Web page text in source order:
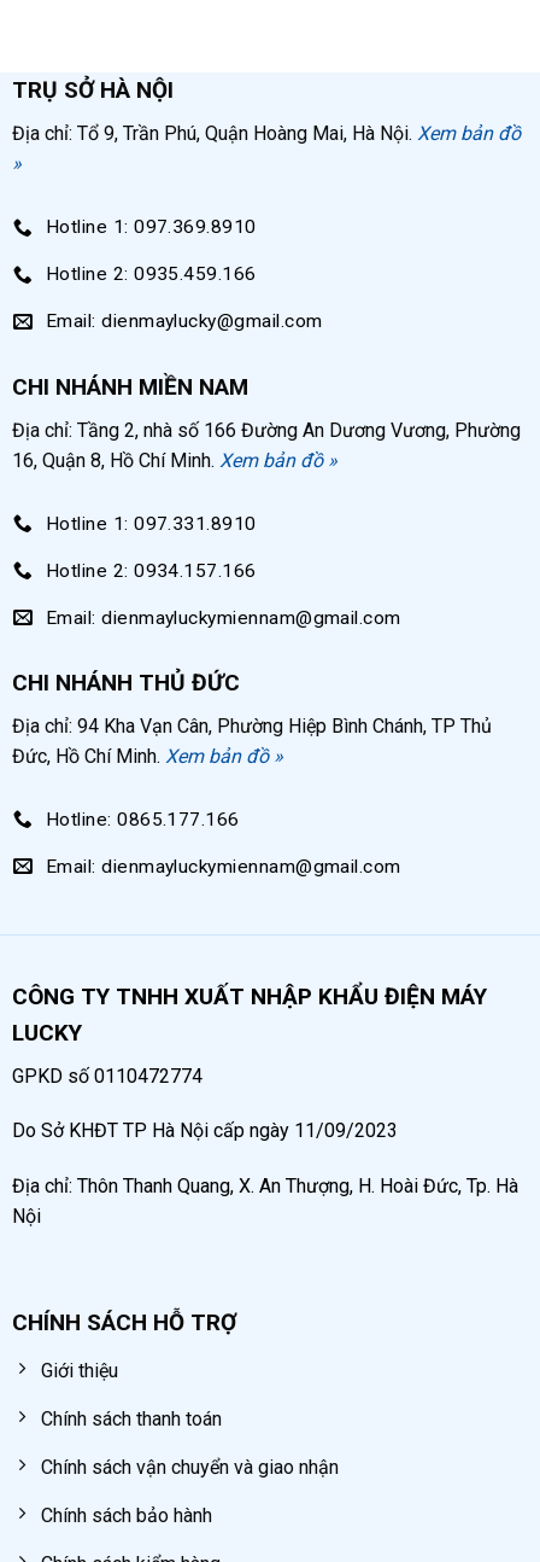
TRỤ SỞ HÀ NỘI
Địa chỉ: Tổ 9, Trần Phú, Quận Hoàng Mai, Hà Nội. Xem bản đồ
»
Hotline 1: 097.369.8910
Hotline 2: 0935.459.166
Email: dienmaylucky@gmail.com
CHI NHÁNH MIỀN NAM
Địa chỉ: Tầng 2, nhà số 166 Đường An Dương Vương, Phường
16, Quận 8, Hồ Chí Minh. Xem bản đồ »
Hotline 1: 097.331.8910
Hotline 2: 0934.157.166
Email: dienmayluckymiennam@gmail.com
CHI NHÁNH THỦ ĐỨC
Địa chỉ: 94 Kha Vạn Cân, Phường Hiệp Bình Chánh, TP Thủ
Đức, Hồ Chí Minh. Xem bản đồ »
Hotline: 0865.177.166
Email: dienmayluckymiennam@gmail.com
CÔNG TY TNHH XUẤT NHẬP KHẨU ĐIỆN MÁY
LUCKY
GPKD số 0110472774
Do Sở KHĐT TP Hà Nội cấp ngày 11/09/2023
Địa chỉ: Thôn Thanh Quang, X. An Thượng, H. Hoài Đức, Tp. Hà
Nội
CHÍNH SÁCH HỖ TRỢ
Giới thiệu
Chính sách thanh toán
Chính sách vận chuyển và giao nhận
Chính sách bảo hành